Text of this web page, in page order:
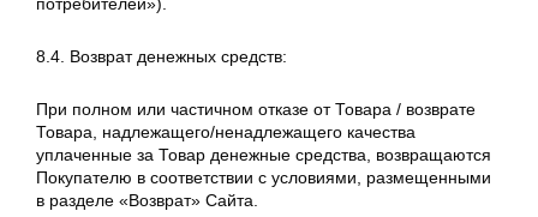
8.4. Возврат денежных средств:
При полном или частичном отказе от Товара / возврате
Товара, надлежащего/ненадлежащего качества
уплаченные за Товар денежные средства, возвращаются
Покупателю в соответствии с условиями, размещенными
в разделе «Возврат» Сайта.